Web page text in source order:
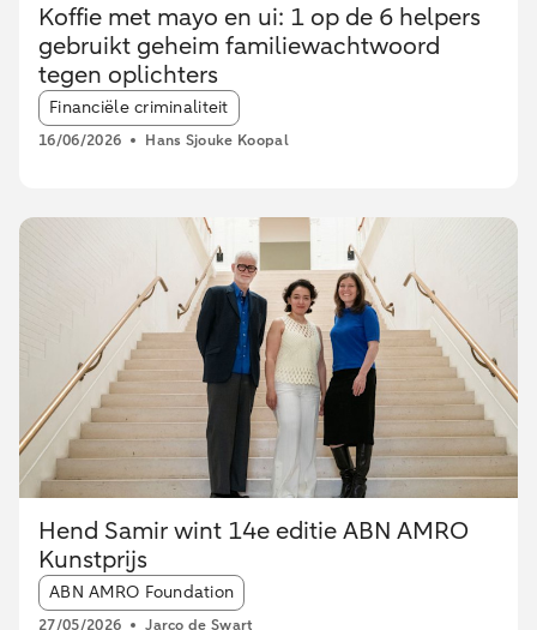
Koffie met mayo en ui: 1 op de 6 helpers
gebruikt geheim familiewachtwoord
tegen oplichters
Article tags:
Financiële criminaliteit
16/06/2026 Hans Sjouke Koopal
Hend Samir wint 14e editie ABN AMRO
Kunstprijs
Article tags:
ABN AMRO Foundation
27/05/2026 Jarco de Swart